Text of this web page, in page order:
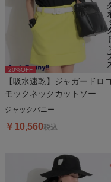
20%OFF
【吸水速乾】ジャガードロ
モックネックカットソー
ジャックバニー
￥ 10,560税込